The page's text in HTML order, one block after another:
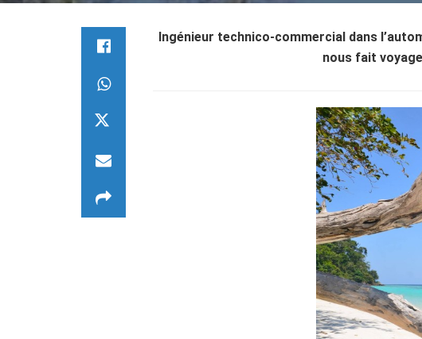
Ingénieur technico-commercial dans
nous fait